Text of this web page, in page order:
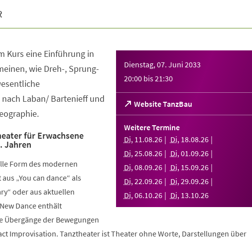
Dienstag, 07. Juni 2033
20:00 bis21:30
Website TanzBau
(Öffnet
in
einem
neuen
Tab)
Weitere Termine
Di, 11.08.26 Di, 18.08.26
Di,25.08.26 Di,01.09.26
Di,08.09.26 Di, 15.09.26
Di,22.09.26 Di,29.09.26
Di,06.10.26 Di, 13.10.26
Kurs eine Einführung in
wie Dreh-, Sprung-
Laban/ Bartenieff und
für Erwachsene
Jahren
Form des modernen
„You can dance“ als
oder aus aktuellen
Dance enthält
der Bewegungen
Improvisation. Tanztheater ist Theater ohne Worte, Darstellungen über